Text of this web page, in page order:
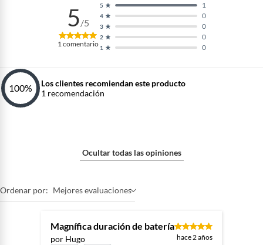
5/5
1comentario 1 0
2 0
3 0
4 0
5 1
100%
Los clientes recomiendan este producto
1 recomendación
Ocultar todas las opiniones
Ordenar por: Mejores evaluaciones
Magnífica duración de batería
por Hugo hace 2 años